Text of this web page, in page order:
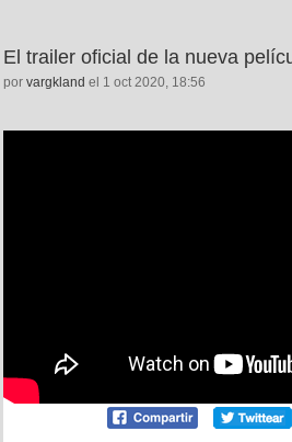
El trailer oficial de la nueva
por vargkland el 1 oct 2020, 18:56